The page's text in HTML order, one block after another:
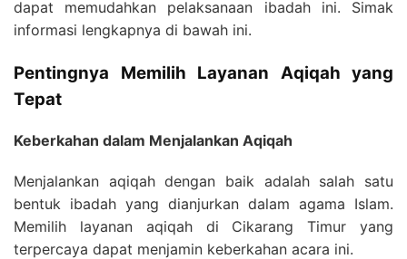
dapat memudahkan pelaksanaan ibadah ini. Simak
informasi lengkapnya di bawah ini.
Pentingnya Memilih Layanan Aqiqah yang
Tepat
Keberkahan dalam Menjalankan Aqiqah
Menjalankan aqiqah dengan baik adalah salah satu
bentuk ibadah yang dianjurkan dalam agama Islam.
Memilih layanan aqiqah di Cikarang Timur yang
terpercaya dapat menjamin keberkahan acara ini.